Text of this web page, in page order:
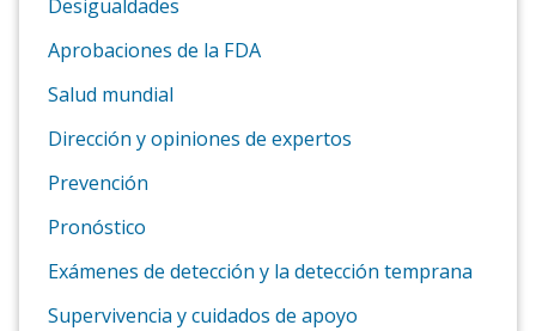
Desigualdades
Aprobaciones de la FDA
Salud mundial
Dirección y opiniones de expertos
Prevención
Pronóstico
Exámenes de detección y la detección temprana
Supervivencia y cuidados de apoyo